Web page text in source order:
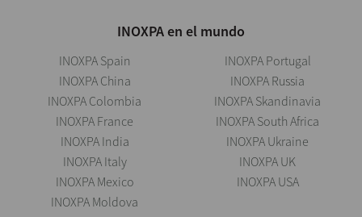
INOXPA en el mundo
INOXPA Spain
INOXPA China
INOXPA Colombia
INOXPA France
INOXPA India
INOXPA Italy
INOXPA Mexico
INOXPA Moldova
INOXPA Portugal
INOXPA Russia
INOXPA Skandinavia
INOXPA South Africa
INOXPA Ukraine
INOXPA UK
INOXPA USA